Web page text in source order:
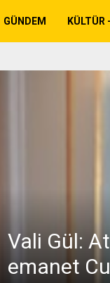
GÜNDEM KÜLTÜR
Vali Gül:
emanet